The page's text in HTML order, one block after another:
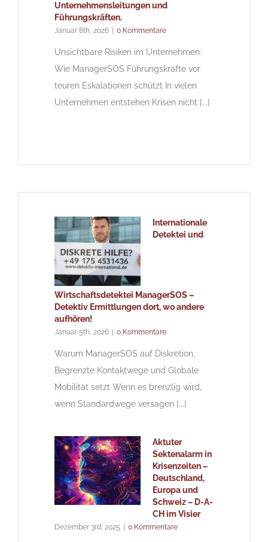
Unternehmensleitungen und
Führungskräften.
Januar 8th, 2026 0 Kommentare
Unsichtbare Risiken im Unternehmen:
Wie ManagerSOS Führungskräfte vor
teuren Eskalationen schützt In vielen
Unternehmen entstehen Krisen nicht [...]
Internationale
Detektei und
Wirtschaftsdetektei ManagerSOS –
Detektiv Ermittlungen dort, wo andere
aufhören!
Januar 5th, 2026 | 0 Kommentare
Warum ManagerSOS auf Diskretion,
Begrenzte Kontaktwege und Globale
Mobilität setzt Wenn es brenzlig wird,
wenn Standardwege versagen [...]
Aktuter
Sektenalarm in
Krisenzeiten –
Deutschland,
Europa und
Schweiz – D-A-
CH im Visier
Dezember 3rd, 2025 | 0 Kommentare